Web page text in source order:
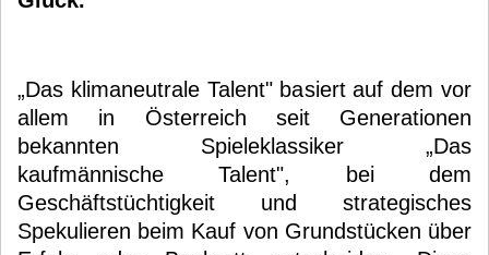
„Das klimaneutrale Talent" basiert auf dem vor
allem in Österreich seit Generationen
bekannten Spieleklassiker „Das
kaufmännische Talent", bei dem
Geschäftstüchtigkeit und strategisches
Spekulieren beim Kauf von Grundstücken über